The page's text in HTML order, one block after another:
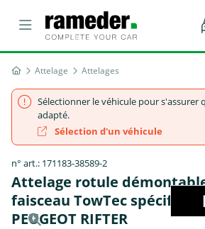
Attelage Attelages
Sélectionner le véhicule pour s'assurer
adapté.
Sélection d'un véhicule
n° art.: 171183-38589-2
Attelage rotule
faisceau TowTec
PEUGEOT RIFTER